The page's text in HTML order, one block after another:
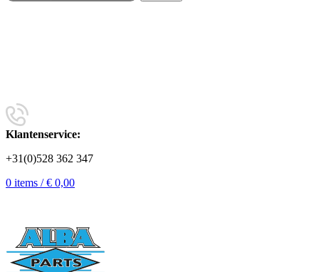
Klantenservice:
+31(0)528 362 347
0 items / € 0,00